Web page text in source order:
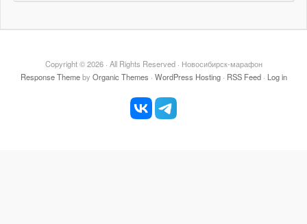
Copyright © 2026 · All Rights Reserved · Новосибирск-марафон
Response Themeby Organic Themes · WordPress Hosting· RSS Feed· Log in